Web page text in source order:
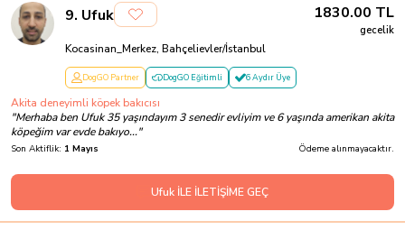
9. Ufuk 1830.00 TL
gecelik
Kocasinan_Merkez, Bahçelievler/İstanbul
DogGO Partner DogGO Eğitimli 6 Aydır Üye
Akita deneyimli köpek bakıcısı
"Merhaba ben Ufuk 35 yaşındayım 3 senedir evliyim ve 6 yaşında amerikan akita
köpeğim var evde bakıyo..."
Son Aktiflik: 1 Mayıs Ödeme alınmayacaktır.
Ufuk İLE İLETİŞİME GEÇ